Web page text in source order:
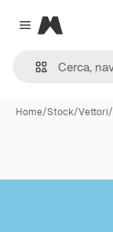
Close menu
Magnific
Home/Stock/Vettori/